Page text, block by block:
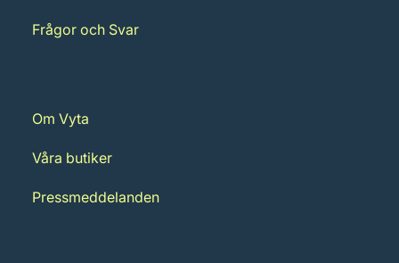
Frågor och Svar
Om Vyta
Våra butiker
Pressmeddelanden